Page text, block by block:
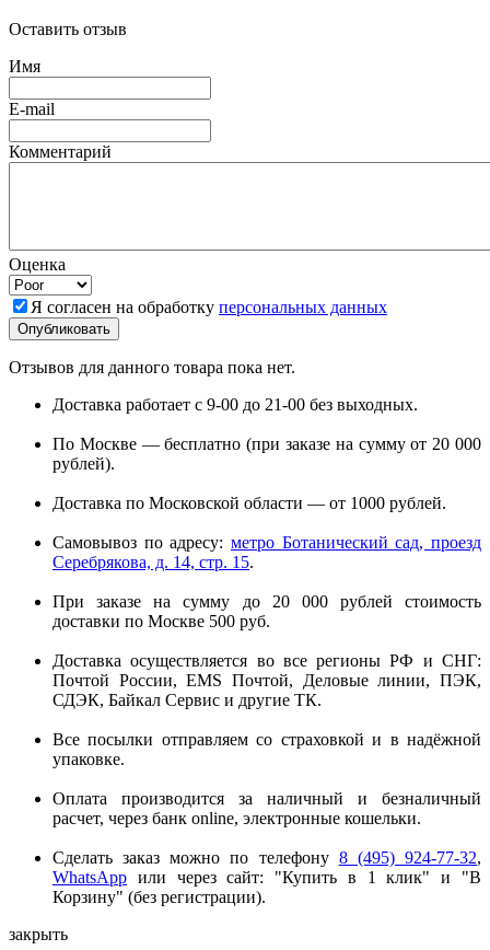
Оставить отзыв
Имя
E-mail
Комментарий
Оценка
Я согласен на обработку персональных данных
Отзывов для данного товара пока нет.
Доставка работает с 9-00 до 21-00 без выходных.
По Москве — бесплатно (при заказе на сумму от 20 000
рублей).
Доставка по Московской области — от 1000 рублей.
Самовывоз по адресу: метро Ботанический сад, проезд
Серебрякова, д. 14, стр. 15.
При заказе на сумму до 20 000 рублей стоимость
доставки по Москве 500 руб.
Доставка осуществляется во все регионы РФ и СНГ:
Почтой России, EMS Почтой, Деловые линии, ПЭК,
СДЭК, Байкал Сервис и другие ТК.
Все посылки отправляем со страховкой и в надёжной
упаковке.
Оплата производится за наличный и безналичный
расчет, через банк online, электронные кошельки.
Сделать заказ можно по телефону 8 (495) 924-77-32,
WhatsApp или через сайт: "Купить в 1 клик" и "В
Корзину" (без регистрации).
закрыть